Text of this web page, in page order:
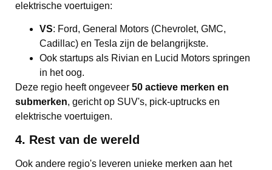
elektrische voertuigen:
VS: Ford, General Motors (Chevrolet, GMC,
Cadillac) en Tesla zijn de belangrijkste.
Ook startups als Rivian en Lucid Motors springen
in het oog.
Deze regio heeft ongeveer 50 actieve merken en
submerken, gericht op SUV's, pick-uptrucks en
elektrische voertuigen.
4. Rest van de wereld
Ook andere regio's leveren unieke merken aan het